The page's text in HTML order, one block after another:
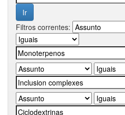
Filtros correntes: